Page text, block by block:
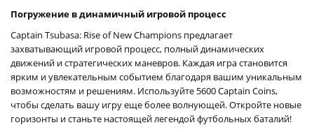
Погружение в динамичный игровой процесс
Captain Tsubasa: Rise of New Champions предлагает
захватывающий игровой процесс, полный динамических
движений и стратегических маневров. Каждая игра становится
ярким и увлекательным событием благодаря вашим уникальным
возможностям и решениям. Используйте 5600 Captain Coins,
чтобы сделать вашу игру еще более волнующей. Откройте новые
горизонты и станьте настоящей легендой футбольных баталий!